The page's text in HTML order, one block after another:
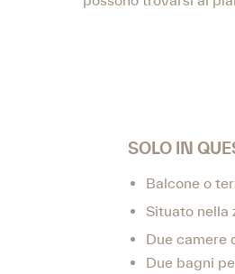
SOLO IN
Balcone o
Situato nella
Due camere
Due bagni